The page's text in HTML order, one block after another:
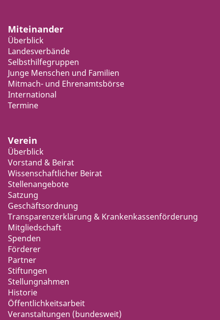
Miteinander
Überblick
Landesverbände
Selbsthilfegruppen
Junge Menschen und Familien
Mitmach- und Ehrenamtsbörse
International
Termine
Verein
Überblick
Vorstand & Beirat
Wissenschaftlicher Beirat
Stellenangebote
Satzung
Geschäftsordnung
Transparenzerklärung & Krankenkassenförderung
Mitgliedschaft
Spenden
Förderer
Partner
Stiftungen
Stellungnahmen
Historie
Öffentlichkeitsarbeit
Veranstaltungen (bundesweit)